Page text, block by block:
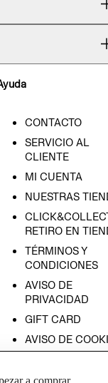
CONTACTO
SERVICIO AL
CLIENTE
MI CUENTA
NUESTRAS
RETIRO EN
TÉRMINOS Y
CONDICIONES
AVISO DE
PRIVACIDAD
GIFT CARD
AVISO DE